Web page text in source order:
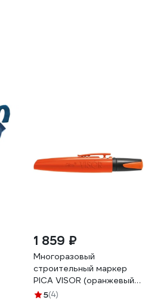
1 859 ₽
Многоразовый
строительный маркер
PICA VISOR (оранжевый)
990/054
5(4)